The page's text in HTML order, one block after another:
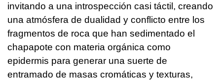
invitando a una introspección casi táctil, creando
una atmósfera de dualidad y conflicto entre los
fragmentos de roca que han sedimentado el
chapapote con materia orgánica como
epidermis para generar una suerte de
entramado de masas cromáticas y texturas,